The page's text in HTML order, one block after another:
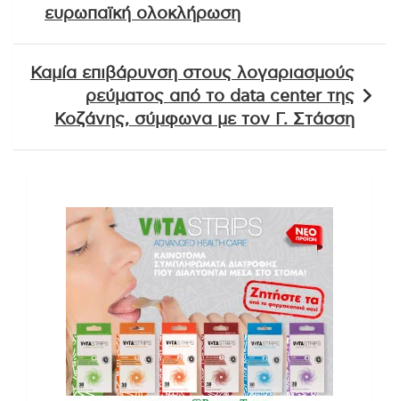
ευρωπαϊκή ολοκλήρωση
Καμία επιβάρυνση στους λογαριασμούς
ρεύματος από το data center της
Κοζάνης, σύμφωνα με τον Γ. Στάσση